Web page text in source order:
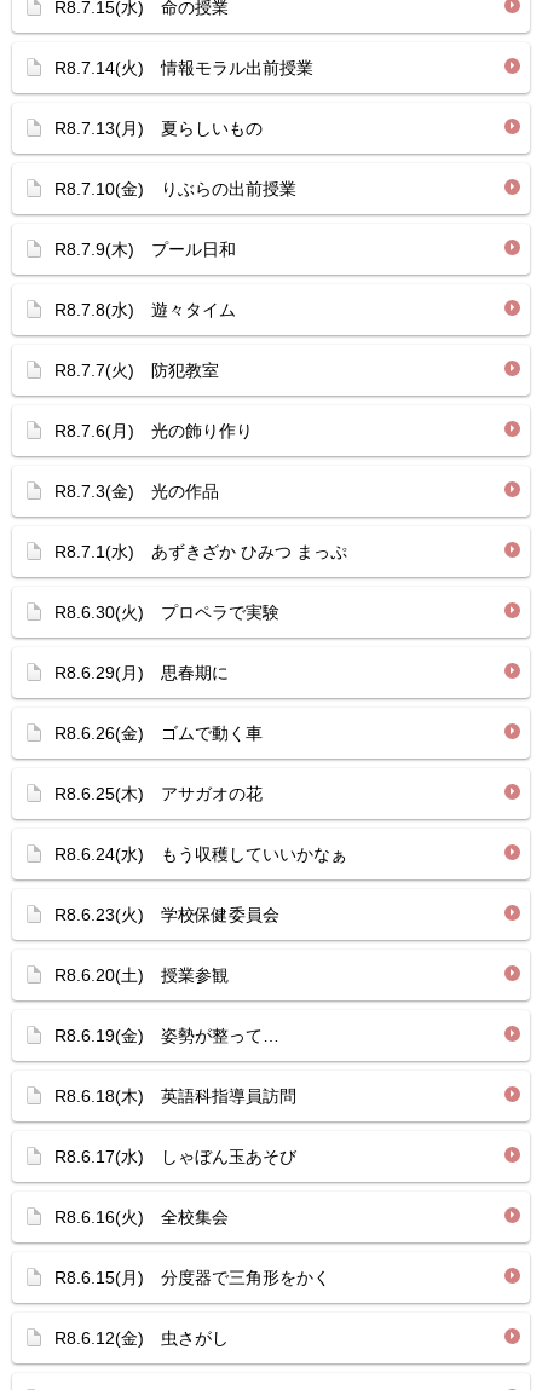
R8.7.15(水) 命の授業
R8.7.14(火) 情報モラル出前授業
R8.7.13(月) 夏らしいもの
R8.7.10(金) りぶらの出前授業
R8.7.9(木) プール日和
R8.7.8(水) 遊々タイム
R8.7.7(火) 防犯教室
R8.7.6(月) 光の飾り作り
R8.7.3(金) 光の作品
R8.7.1(水) あずきざか ひみつ まっぷ
R8.6.30(火) プロペラで実験
R8.6.29(月) 思春期に
R8.6.26(金) ゴムで動く車
R8.6.25(木) アサガオの花
R8.6.24(水) もう収穫していいかなぁ
R8.6.23(火) 学校保健委員会
R8.6.20(土) 授業参観
R8.6.19(金) 姿勢が整って…
R8.6.18(木) 英語科指導員訪問
R8.6.17(水) しゃぼん玉あそび
R8.6.16(火) 全校集会
R8.6.15(月) 分度器で三角形をかく
R8.6.12(金) 虫さがし